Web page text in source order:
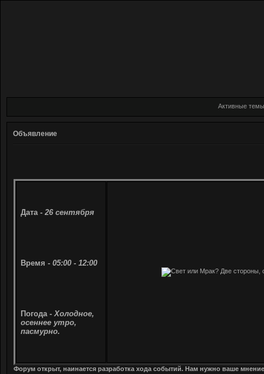
Активные темы
Объявление
Дата - 26 сентября
Время - 05:00 - 12:00
Погода - Холодное,
осеннее утро,
пасмурно.
Форум открыт, наинается разработка хода событий. Нам нужно ваше